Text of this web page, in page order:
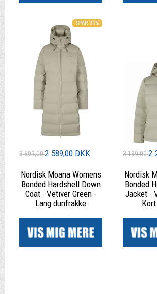
SPAR 30%
3.699,002.589,00 DKK
Nordisk Moana Womens
Bonded Hardshell Down
Coat - Vetiver Green -
Lang dunfrakke
3.199,00
Nordisk
Bonded
Jacket -